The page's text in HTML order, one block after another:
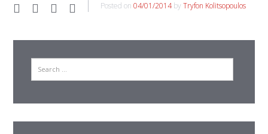
Posted on04/01/2014byTryfon Kolitsopoulos